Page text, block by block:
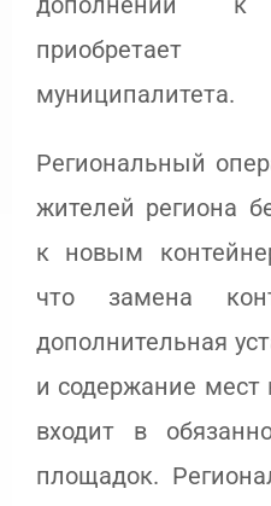
приобретает
муниципалитета.
Региональный
жителей региона
к новым
что замена
дополнительная
и содержание мест
входит в
площадок.